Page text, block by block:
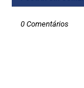
0 Comentários